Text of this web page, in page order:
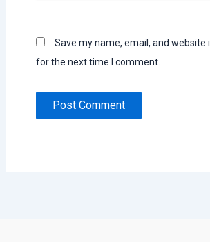
Save my name, email, and website
for the next time I comment.